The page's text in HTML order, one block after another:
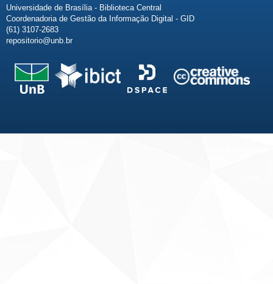
Universidade de Brasília - Biblioteca Central
Coordenadoria de Gestão da Informação Digital - GID
(61) 3107-2683
repositorio@unb.br